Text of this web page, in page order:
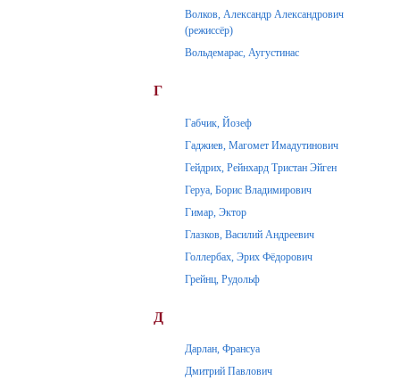
Волков, Александр Александрович
(режиссёр)
Вольдемарас, Аугустинас
Г
Габчик, Йозеф
Гаджиев, Магомет Имадутинович
Гейдрих, Рейнхард Тристан Эйген
Геруа, Борис Владимирович
Гимар, Эктор
Глазков, Василий Андреевич
Голлербах, Эрих Фёдорович
Грейнц, Рудольф
Д
Дарлан, Франсуа
Дмитрий Павлович